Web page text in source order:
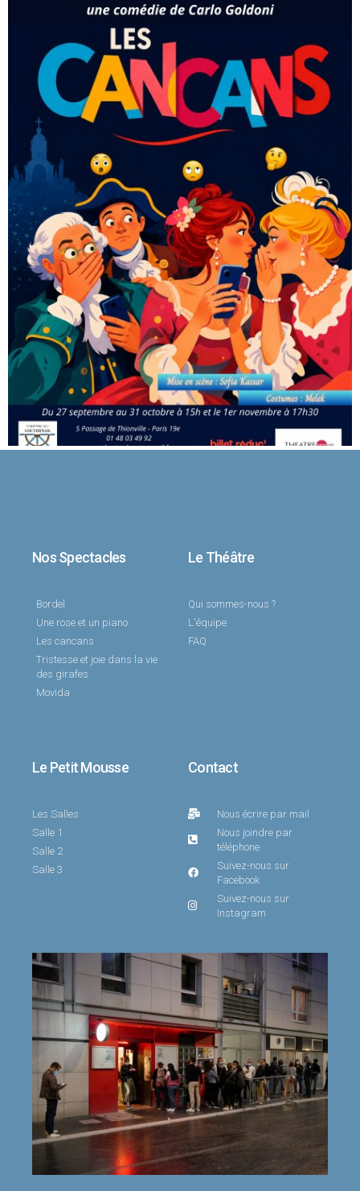
Nos Spectacles
Bordel
Une rose et un piano
Les cancans
Tristesse et joie dans la vie
des girafes
Movida
Le Théâtre
Qui sommes-nous ?
L'équipe
FAQ
Le Petit Mousse
Les Salles
Salle 1
Salle 2
Salle 3
Contact
Nous écrire par mail
Nous joindre par
téléphone
Suivez-nous sur
Facebook
Suivez-nous sur
Instagram